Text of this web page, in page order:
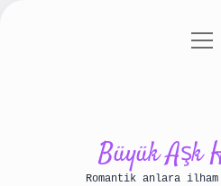
Büyük Aşk
Romantik anlara